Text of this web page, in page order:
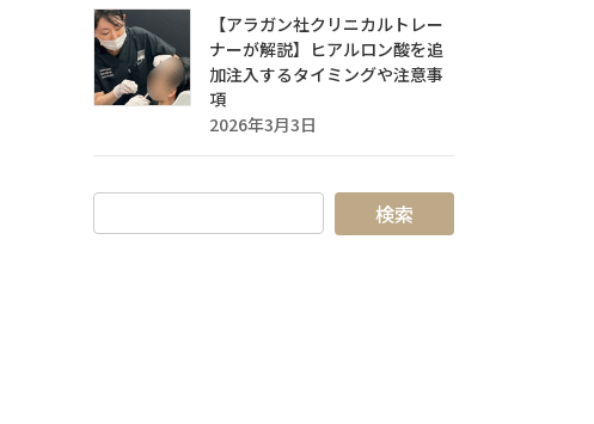
【アラガン社クリニカルトレー
ナーが解説】ヒアルロン酸を追
加注入するタイミングや注意事
項
2026年3月3日